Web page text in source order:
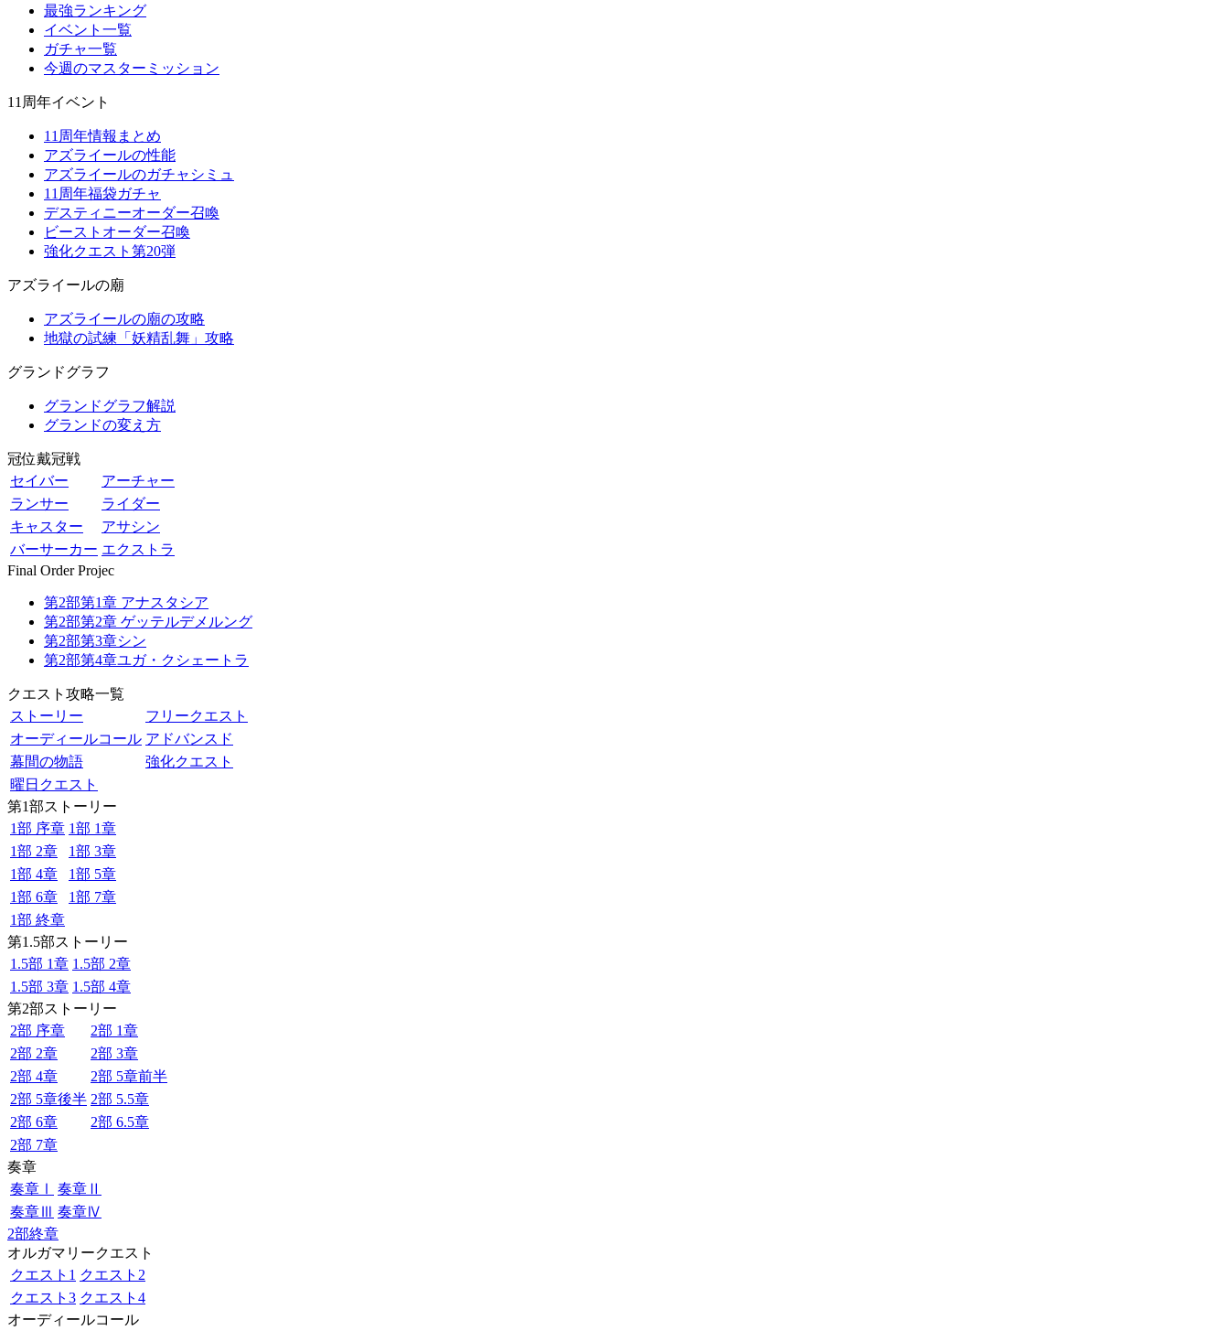
最強ランキング
イベント一覧
ガチャ一覧
今週のマスターミッション
11周年イベント
11周年情報まとめ
アズライールの性能
アズライールのガチャシミュ
11周年福袋ガチャ
デスティニーオーダー召喚
ビーストオーダー召喚
強化クエスト第20弾
アズライールの廟
アズライールの廟の攻略
地獄の試練「妖精乱舞」攻略
グランドグラフ
グランドグラフ解説
グランドの変え方
冠位戴冠戦
セイバー
アーチャー
ランサー
ライダー
キャスター
アサシン
バーサーカー エクストラ
Final Order Projec
第2部第1章 アナスタシア
第2部第2章 ゲッテルデメルング
第2部第3章シン
第2部第4章ユガ・クシェートラ
クエスト攻略一覧
ストーリー
フリークエスト
オーディールコール アドバンスド
幕間の物語
強化クエスト
曜日クエスト
第1部ストーリー
1部 序章 1部 1章
1部 2章
1部 3章
1部 4章
1部 5章
1部 6章
1部 7章
1部 終章
第1.5部ストーリー
1.5部 1章 1.5部 2章
1.5部 3章 1.5部 4章
第2部ストーリー
2部 序章
2部 1章
2部 2章
2部 3章
2部 4章
2部 5章前半
2部 5章後半 2部 5.5章
2部 6章
2部 6.5章
2部 7章
奏章
奏章Ⅰ
奏章Ⅱ
奏章Ⅲ 奏章Ⅳ
2部終章
オルガマリークエスト
クエスト1 クエスト2
クエスト3 クエスト4
オーディールコール